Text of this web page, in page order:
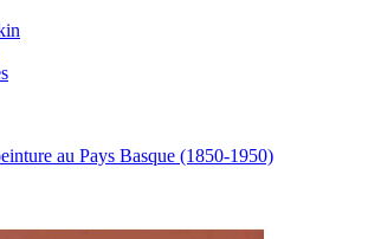
au Pays Basque (1850-1950)